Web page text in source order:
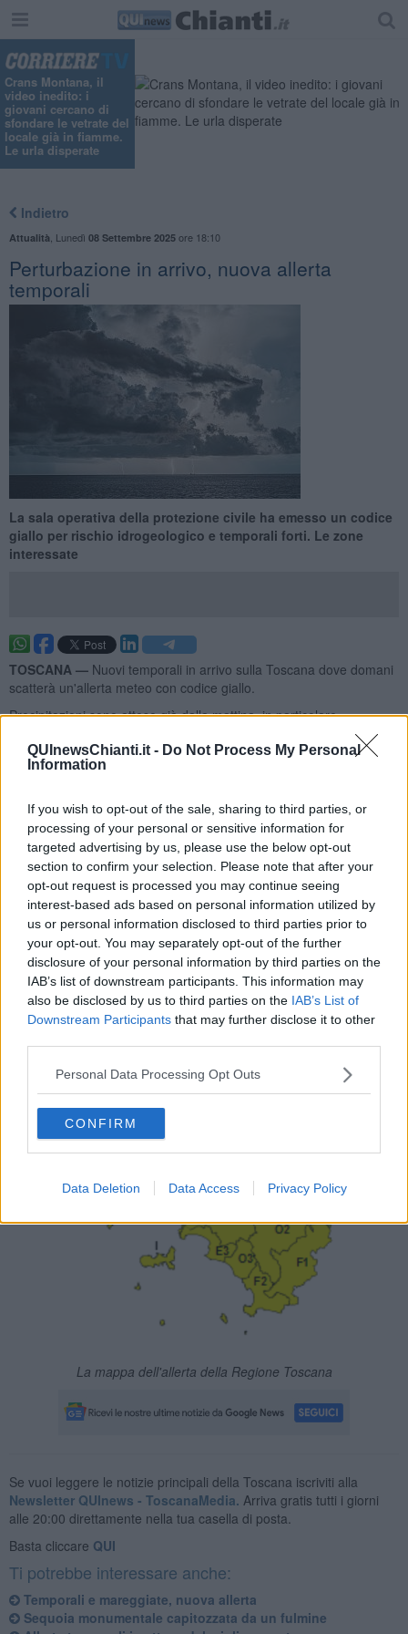
QUInewsChianti.it - Do Not Process My Personal
Information
If you wish to opt-out of the sale, sharing to third parties, or
processing of your personal or sensitive information for
targeted advertising by us, please use the below opt-out
section to confirm your selection. Please note that after your
opt-out request is processed you may continue seeing
interest-based ads based on personal information utilized by
us or personal information disclosed to third parties prior to
your opt-out. You may separately opt-out of the further
disclosure of your personal information by third parties on the
IAB’s list of downstream participants. This information may
also be disclosed by us to third parties on the IAB’s List of
Downstream Participants that may further disclose it to other
Personal Data Processing Opt Outs
CONFIRM
Data Deletion Data Access Privacy Policy
Crans Montana, il
video inedito: i
giovani cercano di
sfondare le vetrate del
locale già in fiamme.
Le urla disperate
Indietro
Attualità Lunedì 08 Settembre 2025ore 18:10
Perturbazione in arrivo, nuova allerta
temporali
La sala operativa della protezione civile ha emesso un codice
giallo per rischio idrogeologico e temporali forti. Le zone
interessate
TOSCANA — Nuovi temporali in arrivo sulla Toscana dove domani
scatterà un'allerta meteo con codice giallo.
Precipitazioni sono attese già dalla mattina, in particolare
interessare in parte anche le aree interne nel pomeriggio.
Le precipitazioni potrebbero assumere anche carattere
temporalesco di forte intensità.
L'allerta emessa dalla sala operativa è per rischio idrogeologico e
idraulico del reticolo minore e temporali forti e interesserà gran
parte del territorio regionale, ad esclusione dell’arco appenninico
dalla Lunigiana fino al Casentino.
L'avviso di criticità sarà in vigore a partire dalle 7 di martedì 9
Settembre fino a fine giornata.
La mappa dell'allerta della Regione Toscana
Se vuoi leggere le notizie principali della Toscana iscriviti alla
Newsletter QUInews - ToscanaMedia. Arriva gratis tutti i giorni
alle 20:00 direttamente nella tua casella di posta.
Basta cliccare QUI
Ti potrebbe interessare anche:
Temporali e mareggiate, nuova allerta
Sequoia monumentale capitozzata da un fulmine